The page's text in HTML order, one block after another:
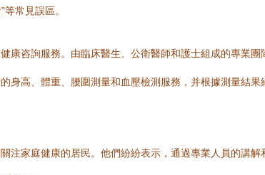
常見誤區。
康咨詢服務。由臨床醫生、公衛醫師和護士組成的專業
身高、體重、腰圍測量和血壓檢測服務，并根據測量結
注家庭健康的居民。他們紛紛表示，通過專業人員的講